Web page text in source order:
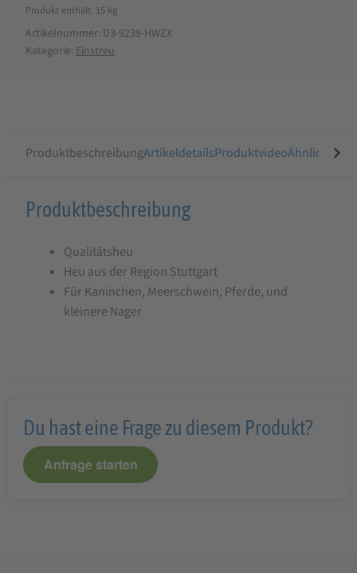
Produkt enthält: 15 kg
Artikelnummer: D3-9239-HWZX
Kategorie: Einstreu
ProduktbeschreibungArtikeldetailsProduktvideoÄhnliche
Produktbeschreibung
StaWa
Qualitätsheu
vom
Schönbuch
Produktbeschreibung
Qualitätsheu
Heu aus der Region Stuttgart
Für Kaninchen, Meerschwein, Pferde, und
kleinere Nager
Du hast eine Frage zu diesem Produkt?
Anfrage starten